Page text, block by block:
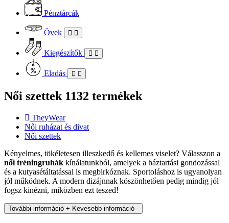
Pénztárcák
Övek
Kiegészítők
Eladás
Női szettek 1132 termékek
TheyWear
Női ruházat és divat
Női szettek
Kényelmes, tökéletesen illeszkedő és kellemes viselet? Válasszon a
női tréningruhák kínálatunkból, amelyek a háztartási gondozással
és a kutyasétáltatással is megbirkóznak. Sportoláshoz is ugyanolyan
jól működnek. A modern dizájnnak köszönhetően pedig mindig jól
fogsz kinézni, miközben ezt teszed!
További információ + Kevesebb információ -